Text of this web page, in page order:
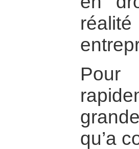
Pour
qu’a